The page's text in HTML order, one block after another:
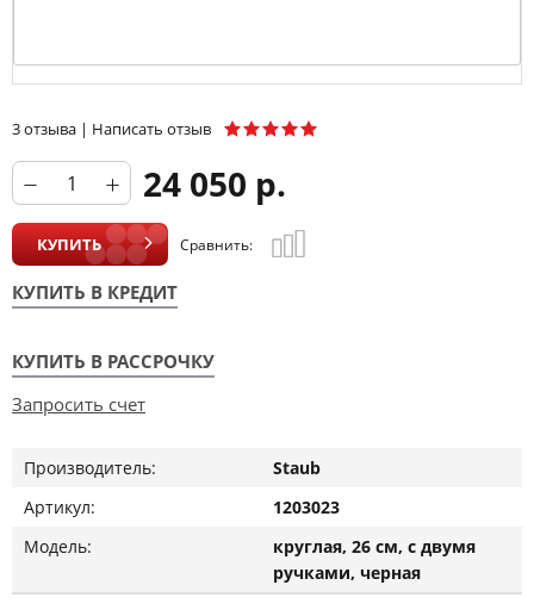
3 отзыва | Написать отзыв
24 050 р.
КУПИТЬ Сравнить:
КУПИТЬ В КРЕДИТ
КУПИТЬ В РАССРОЧКУ
Запросить счет
Производитель:
Staub
Артикул:
1203023
Модель:
круглая, 26 см, с двумя
ручками, черная